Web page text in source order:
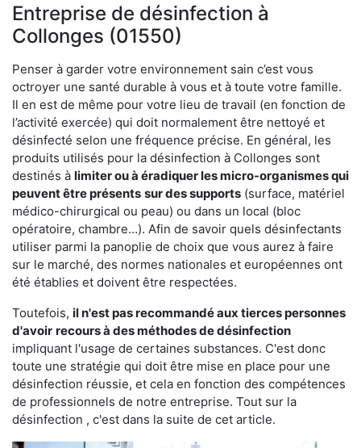
Entreprise de désinfection à
Collonges (01550)
Penser à garder votre environnement sain c’est vous
octroyer une santé durable à vous et à toute votre famille.
Il en est de même pour votre lieu de travail (en fonction de
l’activité exercée) qui doit normalement être nettoyé et
désinfecté selon une fréquence précise. En général, les
produits utilisés pour la désinfection à Collonges sont
destinés à limiter ou à éradiquer les micro-organismes qui
peuvent être présents sur des supports (surface, matériel
médico-chirurgical ou peau) ou dans un local (bloc
opératoire, chambre…). Afin de savoir quels désinfectants
utiliser parmi la panoplie de choix que vous aurez à faire
sur le marché, des normes nationales et européennes ont
été établies et doivent être respectées.
Toutefois, il n'est pas recommandé aux tierces personnes
d'avoir recours à des méthodes de désinfection
impliquant l'usage de certaines substances. C'est donc
toute une stratégie qui doit être mise en place pour une
désinfection réussie, et cela en fonction des compétences
de professionnels de notre entreprise. Tout sur la
désinfection , c'est dans la suite de cet article.